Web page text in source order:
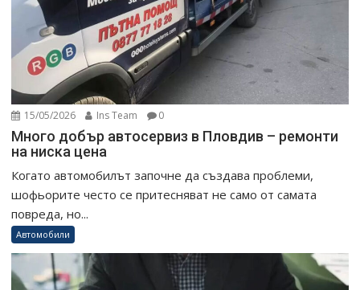
15/05/2026 Ins Team 0
Много добър автосервиз в Пловдив – ремонти
на ниска цена
Когато автомобилът започне да създава проблеми,
шофьорите често се притесняват не само от самата
повреда, но...
Автомобили